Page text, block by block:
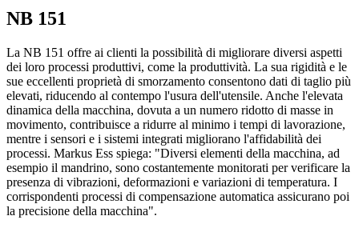
NB 151
La NB 151 offre ai clienti la possibilità di migliorare diversi aspetti
dei loro processi produttivi, come la produttività. La sua rigidità e le
sue eccellenti proprietà di smorzamento consentono dati di taglio più
elevati, riducendo al contempo l'usura dell'utensile. Anche l'elevata
dinamica della macchina, dovuta a un numero ridotto di masse in
movimento, contribuisce a ridurre al minimo i tempi di lavorazione,
mentre i sensori e i sistemi integrati migliorano l'affidabilità dei
processi. Markus Ess spiega: "Diversi elementi della macchina, ad
esempio il mandrino, sono costantemente monitorati per verificare la
presenza di vibrazioni, deformazioni e variazioni di temperatura. I
corrispondenti processi di compensazione automatica assicurano poi
la precisione della macchina".